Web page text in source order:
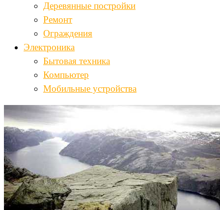
Деревянные постройки
Ремонт
Ограждения
Электроника
Бытовая техника
Компьютер
Мобильные устройства